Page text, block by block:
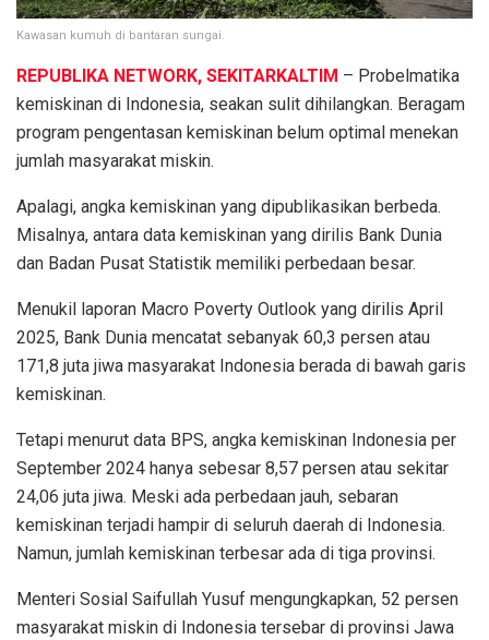
Kawasan kumuh di bantaran sungai.
REPUBLIKA NETWORK, SEKITARKALTIM – Probelmatika
kemiskinan di Indonesia, seakan sulit dihilangkan. Beragam
program pengentasan kemiskinan belum optimal menekan
jumlah masyarakat miskin.
Apalagi, angka kemiskinan yang dipublikasikan berbeda.
Misalnya, antara data kemiskinan yang dirilis Bank Dunia
dan Badan Pusat Statistik memiliki perbedaan besar.
Menukil laporan Macro Poverty Outlook yang dirilis April
2025, Bank Dunia mencatat sebanyak 60,3 persen atau
171,8 juta jiwa masyarakat Indonesia berada di bawah garis
kemiskinan.
Tetapi menurut data BPS, angka kemiskinan Indonesia per
September 2024 hanya sebesar 8,57 persen atau sekitar
24,06 juta jiwa. Meski ada perbedaan jauh, sebaran
kemiskinan terjadi hampir di seluruh daerah di Indonesia.
Namun, jumlah kemiskinan terbesar ada di tiga provinsi.
Menteri Sosial Saifullah Yusuf mengungkapkan, 52 persen
masyarakat miskin di Indonesia tersebar di provinsi Jawa